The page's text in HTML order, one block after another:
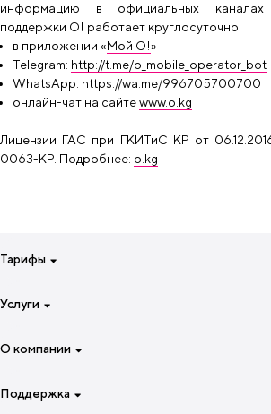
информацию в официальных
поддержки О! работает круглосуточно:
в приложении «Мой О!»
Telegram: http://t.me/o_mobile_operator_bot
WhatsApp: https://wa.me/996705700700
онлайн-чат на сайтеwww.o.kg
Лицензии ГАС при ГКИТиС КР от
0063-КР. Подробнее: o.kg
Тарифы
Для смартфона на 4 недели
Для роутеров и модемов
Услуги
O!TV и онлайн-кинотеатры
О компании
Преимущества
Поддержка